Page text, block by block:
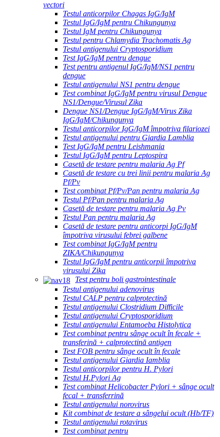
vectori
Testul anticorpilor Chagas IgG/IgM
Testul IgG/IgM pentru Chikungunya
Testul IgM pentru Chikungunya
Testul pentru Chlamydia Trachomatis Ag
Testul antigenului Cryptosporidium
Test IgG/IgM pentru dengue
Test pentru antigenul IgG/IgM/NS1 pentru
dengue
Testul antigenului NS1 pentru dengue
Test combinat IgG/IgM pentru virusul Dengue
NS1/Dengue/Virusul Zika
Dengue NS1/Dengue IgG/IgM/Virus Zika
IgG/IgM/Chikungunya
Testul anticorpilor IgG/IgM împotriva filariozei
Testul antigenului pentru Giardia Lamblia
Test IgG/IgM pentru Leishmania
Testul IgG/IgM pentru Leptospira
Casetă de testare pentru malaria Ag Pf
Casetă de testare cu trei linii pentru malaria Ag
Pf/Pv
Test combinat Pf/Pv/Pan pentru malaria Ag
Testul Pf/Pan pentru malaria Ag
Casetă de testare pentru malaria Ag Pv
Testul Pan pentru malaria Ag
Casetă de testare pentru anticorpi IgG/IgM
împotriva virusului febrei galbene
Test combinat IgG/IgM pentru
ZIKA/Chikungunya
Testul IgG/IgM pentru anticorpii împotriva
virusului Zika
Test pentru boli gastrointestinale
Testul antigenului adenovirus
Testul CALP pentru calprotectină
Testul antigenului Clostridium Difficile
Testul antigenului Cryptosporidium
Testul antigenului Entamoeba Histolytica
Test combinat pentru sânge ocult în fecale +
transferină + calprotectină antigen
Test FOB pentru sânge ocult în fecale
Testul antigenului Giardia Iamblia
Testul anticorpilor pentru H. Pylori
Testul H.Pylori Ag
Test combinat Helicobacter Pylori + sânge ocult
fecal + transferrină
Testul antigenului norovirus
Kit combinat de testare a sângelui ocult (Hb/TF)
Testul antigenului rotavirus
Test combinat pentru